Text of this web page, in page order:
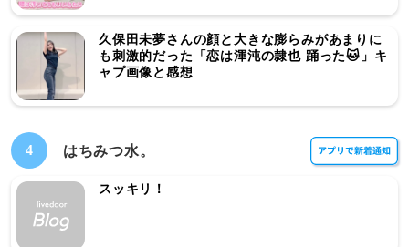
久保田未夢さんの顔と大きな膨らみがあまりに
も刺激的だった「恋は渾沌の隷也 踊った🐱」キ
ャプ画像と感想
4 はちみつ水。
スッキリ！